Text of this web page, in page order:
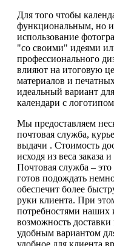
Для того чтобы
функциональным, но
использование
"со своими" идеями
профессионального
влияют на итоговую
материалов и
идеальный вариант
календари с
Мы предоставляем
почтовая служба,
выдачи . Стоимость
исходя из веса заказа
Почтовая служба –
готов подождать
обеспечит более
руки клиента. При
потребностями наших
возможность
удобным вариантом
удобное для клиента